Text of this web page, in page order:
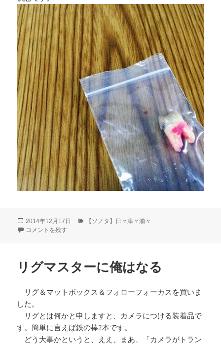
投
稿
2014年12月17日
カ【ソノタ】日々津々浦々
親知らず抜きました。 に
コメントを残す
リグマスターに俺はなる
リグ＆マットボックス＆フォローフォーカスを買いま
した。
リグとは何かと申しますと、カメラにつける装着品で
す。簡単に言えば鉄の棒2本です。
どう大事かというと、ええ、まあ、「カメラがトラン